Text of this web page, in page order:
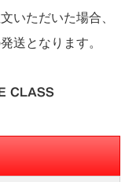
いただいた場合、
送となります。
CLASS